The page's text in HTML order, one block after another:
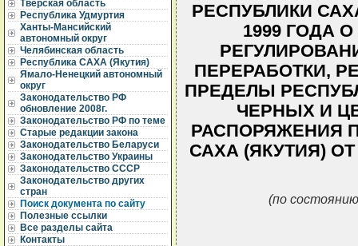
Тверская область
Республика Удмуртия
Ханты-Мансийский
автономный округ
Челябинская область
Республика САХА (Якутия)
Ямало-Ненецкий автономный
округ
Законодательство РФ
обновление 2008г.
Законодательство РФ по теме
Старые редакции закона
Законодательство Беларуси
Законодательство Украины
Законодательство СССР
Законодательство других
стран
Поиск документа по сайту
Полезные ссылки
Все разделы сайта
Контакты
РЕСПУБЛИКИ
1999 ГОДА
ПЕРЕРАБОТКИ,
ПРЕДЕЛЫ
ЧЕРНЫХ И
РАСПОРЯЖЕНИЯ
САХА (ЯКУТИЯ) ОТ
(по